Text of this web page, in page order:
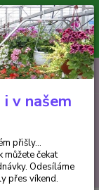
je 300 Kč.
můžete čekat
Objednávky
Hledat
0ks
za0 Kč
v našem
přišly...
čekat
Odesíláme
přes víkend.